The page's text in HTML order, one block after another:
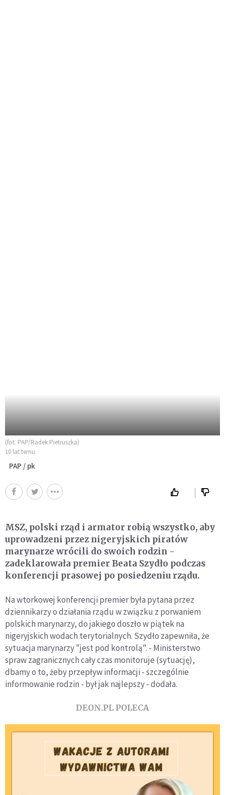
(fot. PAP/Radek Pietruszka)
10 lat temu
PAP / pk
MSZ, polski rząd i armator robią wszystko, aby
uprowadzeni przez nigeryjskich piratów
marynarze wrócili do swoich rodzin -
zadeklarowała premier Beata Szydło podczas
konferencji prasowej po posiedzeniu rządu.
Na wtorkowej konferencji premier była pytana przez
dziennikarzy o działania rządu w związku z porwaniem
polskich marynarzy, do jakiego doszło w piątek na
nigeryjskich wodach terytorialnych. Szydło zapewniła, że
sytuacja marynarzy "jest pod kontrolą". - Ministerstwo
spraw zagranicznych cały czas monitoruje (sytuację),
dbamy o to, żeby przepływ informacji - szczególnie
informowanie rodzin - był jak najlepszy - dodała.
DEON.PL POLECA